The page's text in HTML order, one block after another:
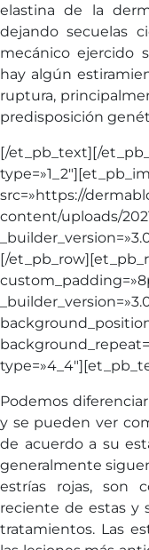
elastina de la
dejando secuelas
mecánico ejercido
hay algún
ruptura,
predisposición
[/et_pb_text][/
src=»https://
content/uploads/
[/
Podemos
y se pueden ver
de acuerdo a su
generalmente
estrías rojas, son
reciente de estas y
tratamientos. Las